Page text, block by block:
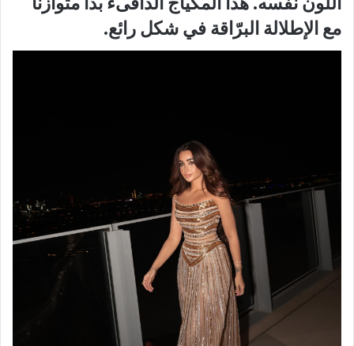
مع الإطلالة البرّاقة في شكل رائع.